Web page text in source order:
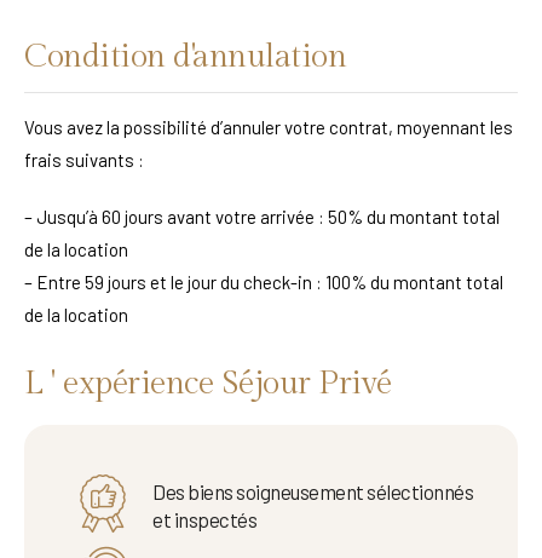
Condition d'annulation
Vous avez la possibilité d’annuler votre contrat, moyennant les
frais suivants :
– Jusqu’à 60 jours avant votre arrivée : 50% du montant total
de la location
– Entre 59 jours et le jour du check-in : 100% du montant total
de la location
L ' expérience Séjour Privé
Des biens soigneusement sélectionnés
et inspectés